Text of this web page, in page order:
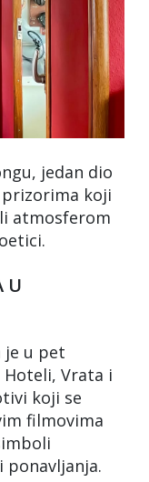
jedan dio
koji
atmosferom
U
je u pet
Vrata i
koji se
filmovima
ponavljanja.